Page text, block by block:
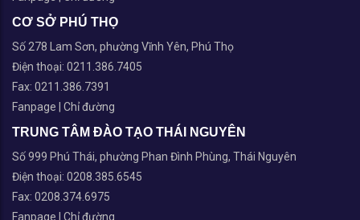
CƠ SỞ PHÚ THỌ
Số 278 Lam Sơn, phường Vĩnh Yên, Phú Thọ
Điện thoại: 0211.386.7405
Fax: 0211.386.7391
Fanpage
Chỉ đường
TRUNG TÂM ĐÀO TẠO THÁI NGUYÊN
Số 999 Phú Thái, phường Phan Đình Phùng, Thái Nguyên
Điện thoại: 0208.385.6545
Fax: 0208.374.6975
Fanpage
Chỉ đường